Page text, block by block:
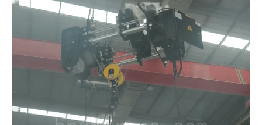
Dansk
O‘zbekcha